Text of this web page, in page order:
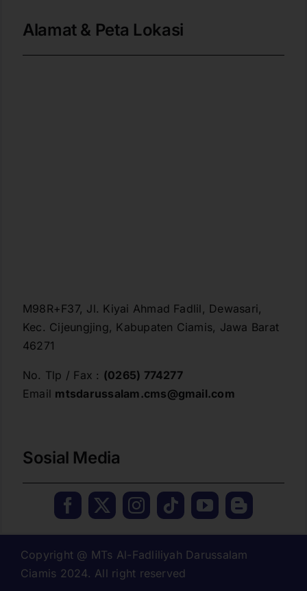
Alamat & Peta Lokasi
M98R+F37, Jl. Kiyai Ahmad Fadlil, Dewasari,
Kec. Cijeungjing, Kabupaten Ciamis, Jawa Barat
46271
No. Tlp / Fax : (0265) 774277
Email mtsdarussalam.cms@gmail.com
Sosial Media
Copyright @ MTs Al-Fadliliyah Darussalam
Ciamis 2024. All right reserved